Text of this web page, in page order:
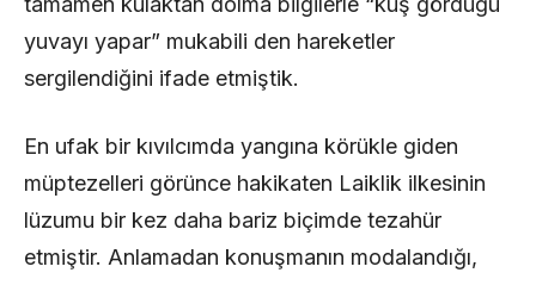
yuvayı yapar” mukabili den hareketler
sergilendiğini ifade etmiştik.
En ufak bir kıvılcımda yangına körükle giden
müptezelleri görünce hakikaten Laiklik ilkesinin
lüzumu bir kez daha bariz biçimde tezahür
etmiştir. Anlamadan konuşmanın modalandığı,